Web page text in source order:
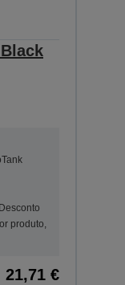
produto,
21,71 €